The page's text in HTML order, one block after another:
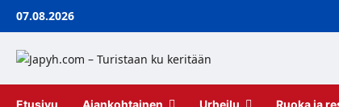
Skip07.08.2026
Etusivu Ajankohtainen Urheilu Ruoka ja